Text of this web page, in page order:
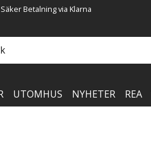
Säker Betalning via Klarna
UTOMHUS NYHETER REA